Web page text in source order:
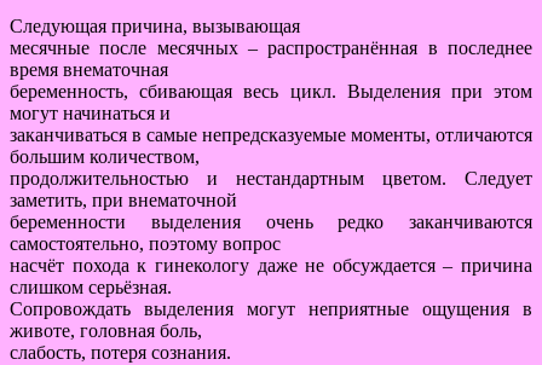
Следующая причина, вызывающая
месячные после месячных – распространённая в последнее
время внематочная
беременность, сбивающая весь цикл. Выделения при этом
могут начинаться и
заканчиваться в самые непредсказуемые моменты, отличаются
большим количеством,
продолжительностью и нестандартным цветом. Следует
заметить, при внематочной
беременности выделения очень редко заканчиваются
самостоятельно, поэтому вопрос
насчёт похода к гинекологу даже не обсуждается – причина
слишком серьёзная.
Сопровождать выделения могут неприятные ощущения в
животе, головная боль,
слабость, потеря сознания.